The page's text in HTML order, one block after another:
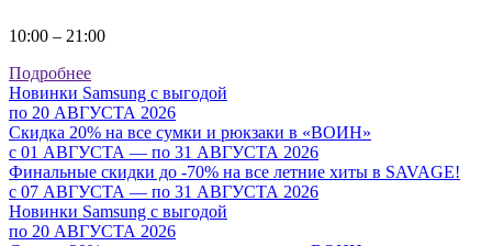
10:00 – 21:00
Подробнее
Новинки Samsung с выгодой
по 20 АВГУСТА 2026
Скидка 20% на все сумки и рюкзаки в «ВОИН»
с 01 АВГУСТА — по 31 АВГУСТА 2026
Финальные скидки до -70% на все летние хиты в SAVAGE!
с 07 АВГУСТА — по 31 АВГУСТА 2026
Новинки Samsung с выгодой
по 20 АВГУСТА 2026